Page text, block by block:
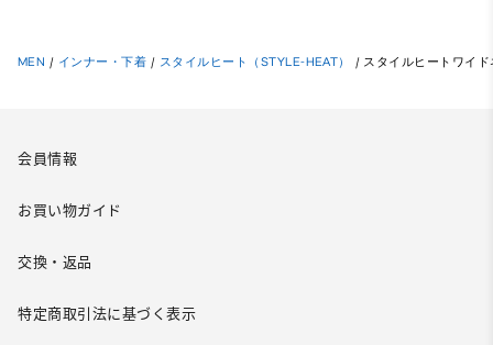
MEN / インナー・下着 / スタイルヒート（STYLE-HEAT） / スタイルヒートワイ
会員情報
お買い物ガイド
交換・返品
特定商取引法に基づく表示